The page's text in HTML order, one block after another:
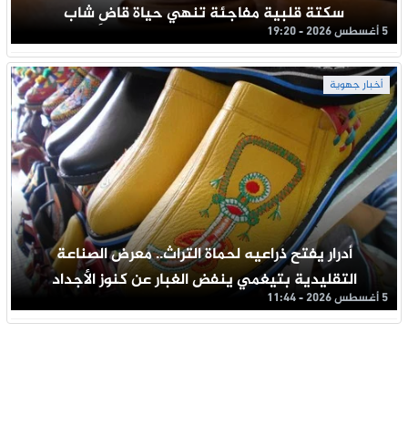
سكتة قلبية مفاجئة تنهي حياة قاضِ شاب
5 أغسطس 2026 - 19:20
أخبار جهوية
أدرار يفتح ذراعيه لحماة التراث.. معرض الصناعة
التقليدية بتيغمي ينفض الغبار عن كنوز الأجداد
5 أغسطس 2026 - 11:44